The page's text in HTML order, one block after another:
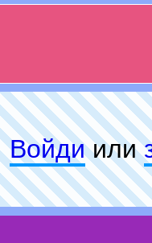
Войдиили